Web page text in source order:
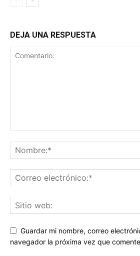
DEJA UNA RESPUESTA
Guardar mi nombre, correo
navegador la próxima vez que